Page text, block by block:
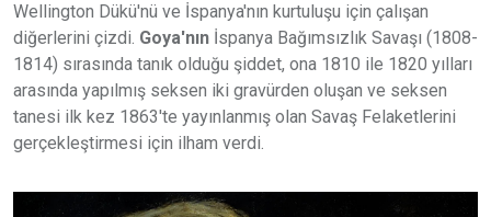
Wellington Dükü'nü ve İspanya'nın kurtuluşu için çalışan
diğerlerini çizdi. Goya'nın İspanya Bağımsızlık Savaşı (1808-
1814) sırasında tanık olduğu şiddet, ona 1810 ile 1820 yılları
arasında yapılmış seksen iki gravürden oluşan ve seksen
tanesi ilk kez 1863'te yayınlanmış olan Savaş Felaketlerini
gerçekleştirmesi için ilham verdi.